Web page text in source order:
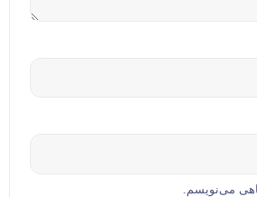
می‌نویسم.